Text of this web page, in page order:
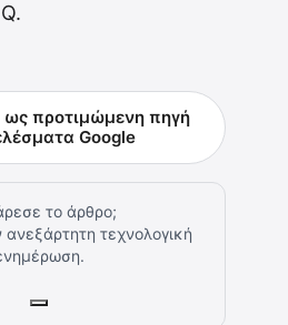
προτιμώμενη πηγή
Google
το άρθρο;
ανεξάρτητη τεχνολογική